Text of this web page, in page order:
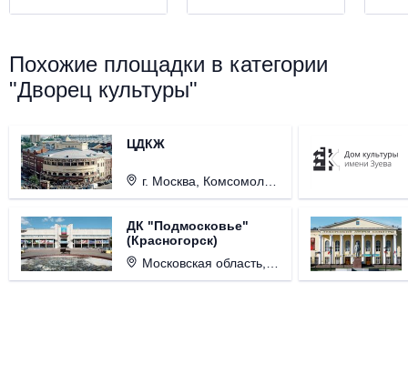
Похожие площадки в категории
"Дворец культуры"
ЦДКЖ
г. Москва, Комсомольская пл., д. 4.
ДК "Подмосковье"
(Красногорск)
Московская область, г. Красногорск, ул. Ленина, д. 3.